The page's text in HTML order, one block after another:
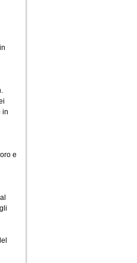
in
e